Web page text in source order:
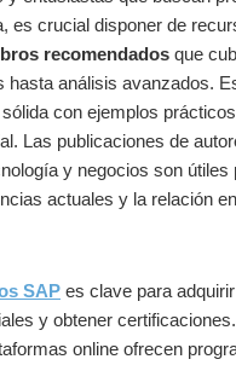
es crucial disponer de
recomendados que
hasta análisis avanzados.
con ejemplos
Las publicaciones de
y negocios son útiles
actuales y la relación
SAP es clave para adquirir
y obtener certificaciones.
online ofrecen